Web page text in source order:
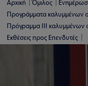
Αρχική Όμιλος
Προγράμματα καλυμμένων
Πρόγραμμα ΙΙI καλυμμένων
Εκθέσεις προς Επενδυτές